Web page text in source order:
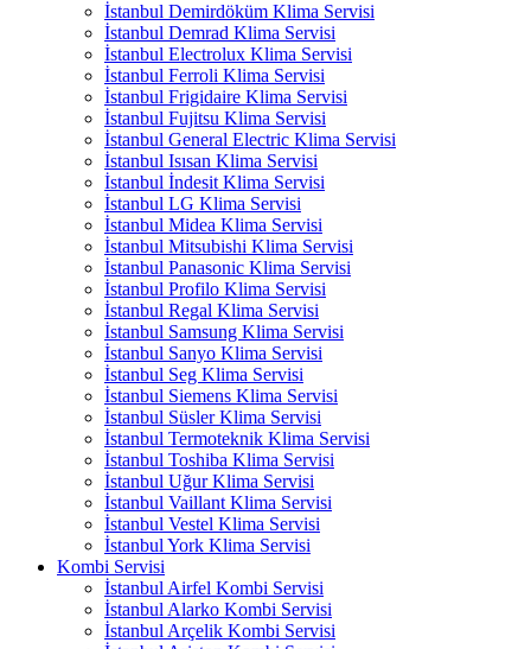
İstanbul Demirdöküm Klima Servisi
İstanbul Demrad Klima Servisi
İstanbul Electrolux Klima Servisi
İstanbul Ferroli Klima Servisi
İstanbul Frigidaire Klima Servisi
İstanbul Fujitsu Klima Servisi
İstanbul General Electric Klima Servisi
İstanbul Isısan Klima Servisi
İstanbul İndesit Klima Servisi
İstanbul LG Klima Servisi
İstanbul Midea Klima Servisi
İstanbul Mitsubishi Klima Servisi
İstanbul Panasonic Klima Servisi
İstanbul Profilo Klima Servisi
İstanbul Regal Klima Servisi
İstanbul Samsung Klima Servisi
İstanbul Sanyo Klima Servisi
İstanbul Seg Klima Servisi
İstanbul Siemens Klima Servisi
İstanbul Süsler Klima Servisi
İstanbul Termoteknik Klima Servisi
İstanbul Toshiba Klima Servisi
İstanbul Uğur Klima Servisi
İstanbul Vaillant Klima Servisi
İstanbul Vestel Klima Servisi
İstanbul York Klima Servisi
Kombi Servisi
İstanbul Airfel Kombi Servisi
İstanbul Alarko Kombi Servisi
İstanbul Arçelik Kombi Servisi